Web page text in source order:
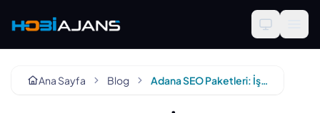
Ana Sayfa Blog Adana SEO Paketleri: İşletmenize En Uygun Olanı Nasıl Seçersiniz?